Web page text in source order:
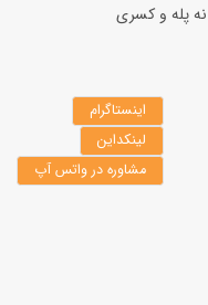
اینستاگرام
لینکداین
مشاوره در واتس آپ